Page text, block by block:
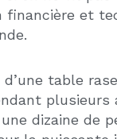
sur un
immobilier.
le plus
attractivité